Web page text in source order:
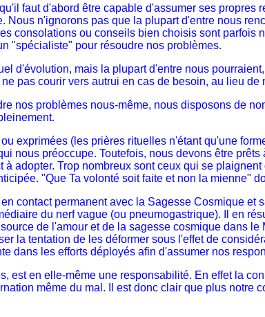
faut d'abord être capable d'assumer ses propres
n'ignorons pas que la plupart d'entre nous
consolations ou conseils bien choisis sont parfois
"spécialiste" pour résoudre nos problèmes.
d'évolution, mais la plupart d'entre nous
pas courir vers autrui en cas de besoin, au lieu de
nos problèmes nous-même, nous disposons de
exprimées (les prières rituelles n'étant qu'une
nous préoccupe. Toutefois, nous devons être
adopter. Trop nombreux sont ceux qui se
"Que Ta volonté soit faite et non la mienne"
contact permanent avec la Sagesse Cosmique
du nerf vague (ou pneumogastrique). Il en
de l'amour et de la sagesse cosmique dans
la tentation de les déformer sous l'effet de
dans les efforts déployés afin d'assumer nos
en elle-même une responsabilité. En effet la
même du mal. Il est donc clair que plus notre